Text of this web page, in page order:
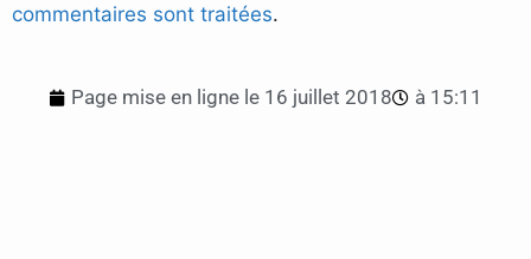
commentaires sont traitées.
Page mise en ligne le 16 juillet 2018 à 15:11